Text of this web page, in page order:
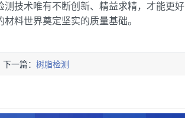
技术唯有不断创新、精益求精，才能更好
料世界奠定坚实的质量基础。
下一篇： 树脂检测